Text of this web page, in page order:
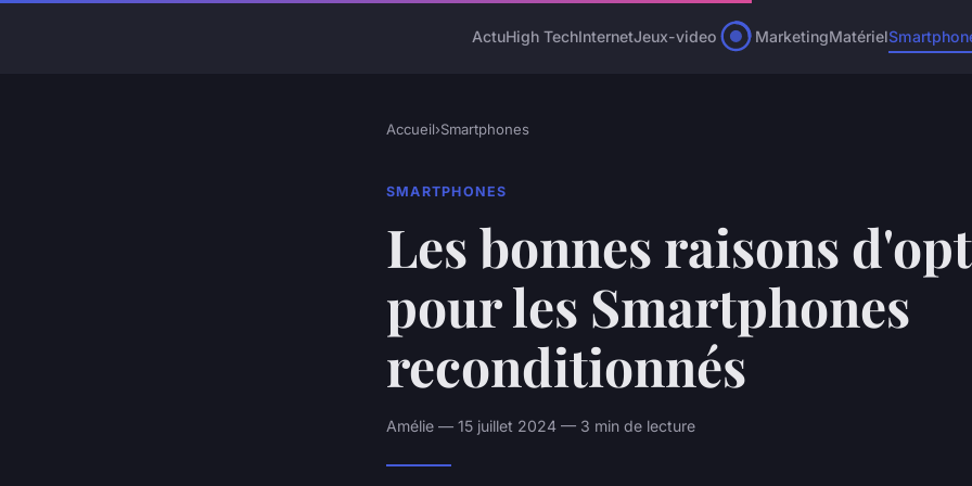
ActuHigh TechInternetJeux-video MarketingMatériel
Accueil›Smartphones
SMARTPHONES
Les bonnes raisons
pour les Smartphones
reconditionnés
Amélie — 15 juillet 2024 — 3 min de lecture